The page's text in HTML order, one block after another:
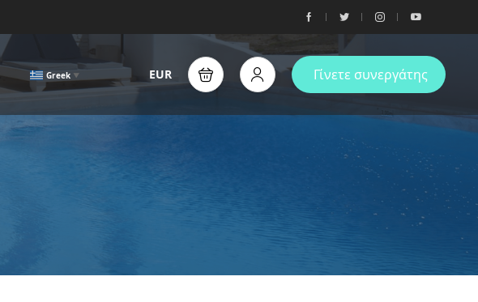
Greek ▼ EUR Γίνετε συνεργάτης